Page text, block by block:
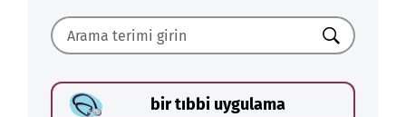
Ara
bir tıbbi uygulama